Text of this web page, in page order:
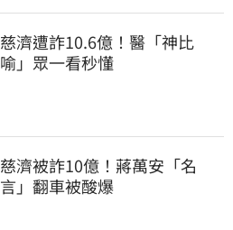
慈濟遭詐10.6億！醫「神比
喻」眾一看秒懂
慈濟被詐10億！蔣萬安「名
言」翻車被酸爆